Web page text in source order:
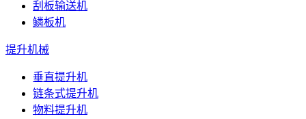
刮板输送机
鳞板机
提升机械
垂直提升机
链条式提升机
物料提升机